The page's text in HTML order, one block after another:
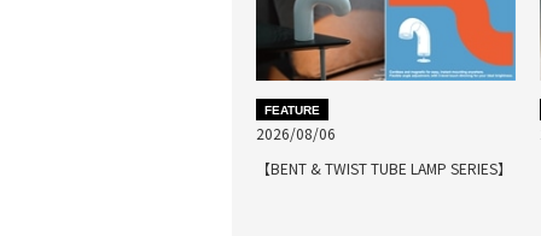
FEATURE
2026/08/06
【BENT & TWIST TUBE LAMP SERIES】